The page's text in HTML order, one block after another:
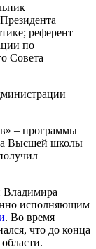
референт
по
Совета
– программы
Высшей школы
Владимира
исполняющим
. Во время
что до конца